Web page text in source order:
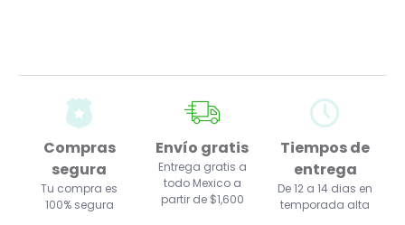
Compras
segura
Tu compra es
100% segura
Envío gratis
Entrega gratis a
todo Mexico a
partir de $1,600
Tiempos de
entrega
De 12 a 14 dias en
temporada alta